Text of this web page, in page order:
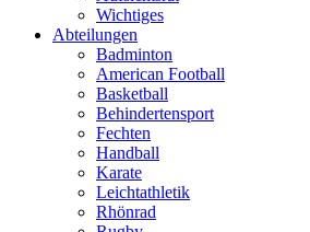
Wichtiges
Abteilungen
Badminton
American Football
Basketball
Behindertensport
Fechten
Handball
Karate
Leichtathletik
Rhönrad